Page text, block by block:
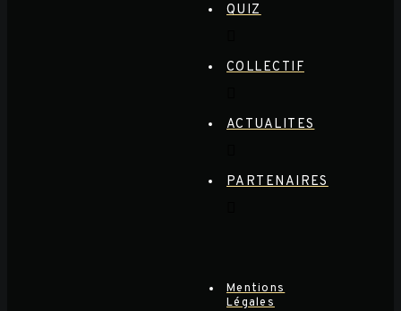
QUIZ
COLLECTIF
ACTUALITES
PARTENAIRES
Mentions
Légales